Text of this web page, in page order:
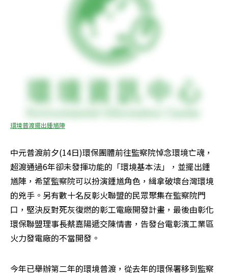
環境普渡擺出鍾馗陣
中元普渡前夕(14日)環保團體前往監察院悼念環境亡魂，
超渡通過6年卻未發揮功能的「環境基本法」，並擺出鍾
馗陣，希望監察院可以扮演鍾馗角色，緝拿破壞台灣環境
的兇手。另有數十名反彰火聯盟的民眾聚集在監察院門
口，堅決反對死灰復燃的彰工電廠開發計畫，最後由彰化
環保聯盟理事長蔡嘉陽遞交陳情書，告發台電彰濱工業區
火力發電廠的不當開發。
今年已舉辦第二年的環境普渡，從去年的環保署移到監察